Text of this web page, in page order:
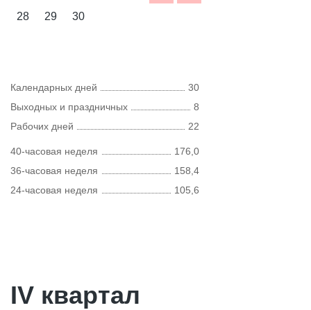
28
29 30
Календарных дней
30
Выходных и праздничных
8
Рабочих дней
22
40-часовая неделя
176,0
36-часовая неделя
158,4
24-часовая неделя
105,6
IV квартал